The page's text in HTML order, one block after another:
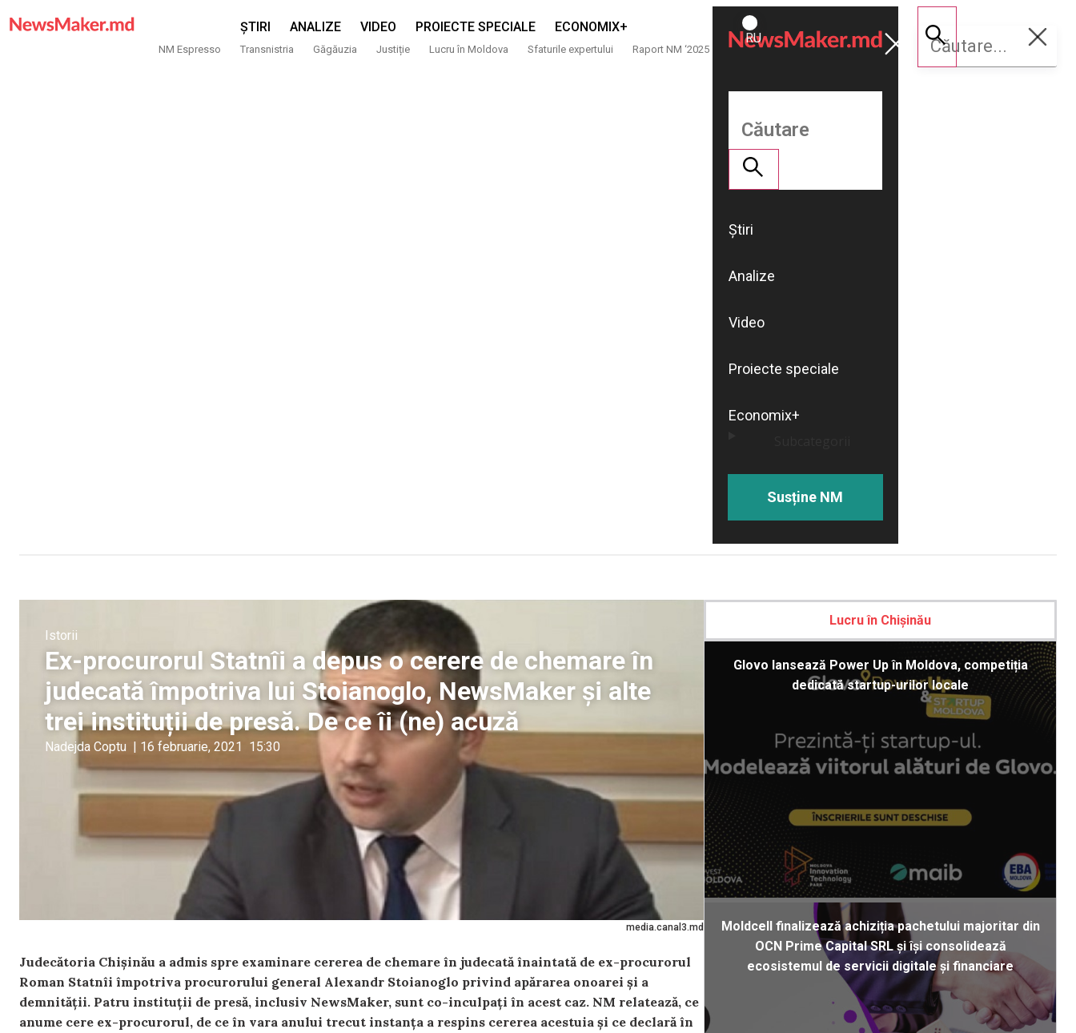
ȘTIRI ANALIZE VIDEO PROIECTE SPECIALE ECONOMIX+
NM Espresso Transnistria Găgăuzia Justiție Lucru în Moldova Sfaturile expertului Raport NM ‘2025
ROMÂNĂ
RU
Susține
NM
Știri
Analize
Video
Proiecte speciale
Economix+
Susține NM
media.canal3.md
Istorii
Ex-procurorul Statnîi a depus o cerere de chemare în
judecată împotriva lui Stoianoglo, NewsMaker și alte
trei instituții de presă. De ce îi (ne) acuză
Nadejda Coptu | 16 februarie, 2021 15:30
Judecătoria Chișinău a admis spre examinare cererea de chemare în judecată înaintată de ex-procurorul
Roman Statnîi împotriva procurorului general Alexandr Stoianoglo privind apărarea onoarei și a
demnității. Patru instituții de presă, inclusiv NewsMaker, sunt co-inculpați în acest caz. NM relatează, ce
anume cere ex-procurorul, de ce în vara anului trecut instanța a respins cererea acestuia și ce declară în
Lucru în Chișinău
Glovo lansează Power Up în Moldova, competiția
dedicată startup-urilor locale
Moldcell finalizează achiziția pachetului majoritar din
OCN Prime Capital SRL și își consolidează
ecosistemul de servicii digitale și financiare